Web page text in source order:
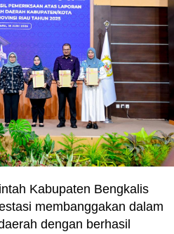
Kabupaten Bengkalis
membanggakan dalam
dengan berhasil